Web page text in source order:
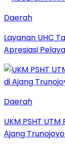
Daerah
Layanan UHC
Apresiasi
Daerah
UKM PSHT
Ajang